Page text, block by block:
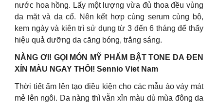
nước hoa hồng. Lấy một lượng vừa đủ thoa đều vùng
da mặt và da cổ. Nên kết hợp cùng serum cùng bộ,
kem ngày và kiên trì sử dụng từ 3 đến 6 tháng để thấy
hiệu quả dưỡng da căng bóng, trắng sáng.
NÀNG ƠI! GỌI MÓN MỸ PHẨM BẬT TONE DA ĐEN
XỈN MÀU NGAY THÔI! Sennio Viet Nam
Thời tiết ấm lên tạo điều kiện cho các mẫu áo váy mát
mẻ lên ngôi. Da nàng thì vẫn xỉn màu dù mùa đông da